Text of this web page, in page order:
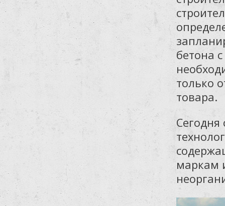
бетона
только
товара.
Сегодня
маркам